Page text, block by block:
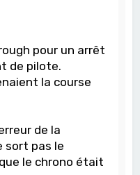
pour un arrêt
de pilote.
la course
de la
sort pas le
le chrono était